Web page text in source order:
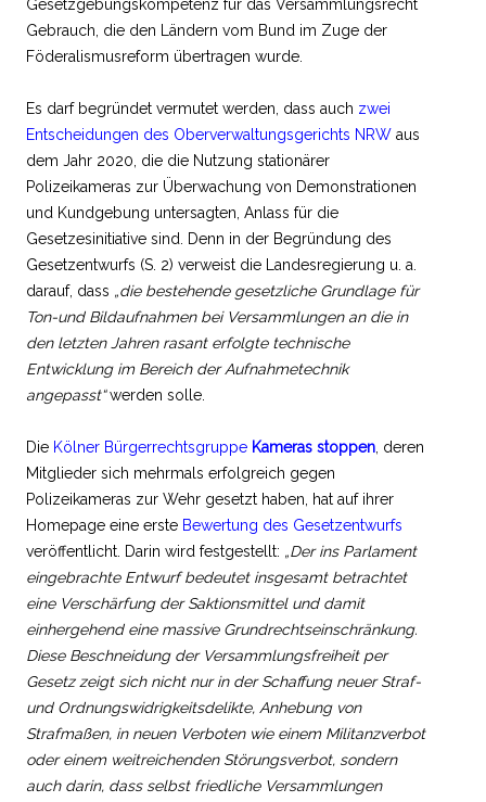
Gesetzgebungskompetenz für das Versammlungsrecht
Gebrauch, die den Ländern vom Bund im Zuge der
Föderalismusreform übertragen wurde.
Es darf begründet vermutet werden, dass auch zwei
Entscheidungen des Oberverwaltungsgerichts NRW aus
dem Jahr 2020, die die Nutzung stationärer
Polizeikameras zur Überwachung von Demonstrationen
und Kundgebung untersagten, Anlass für die
Gesetzesinitiative sind. Denn in der Begründung des
Gesetzentwurfs (S. 2) verweist die Landesregierung u. a.
darauf, dass „die bestehende gesetzliche Grundlage für
Ton-und Bildaufnahmen bei Versammlungen an die in
den letzten Jahren rasant erfolgte technische
Entwicklung im Bereich der Aufnahmetechnik
angepasst“werden solle.
Die Kölner Bürgerrechtsgruppe Kameras stoppen , deren
Mitglieder sich mehrmals erfolgreich gegen
Polizeikameras zur Wehr gesetzt haben, hat auf ihrer
Homepage eine erste Bewertung des Gesetzentwurfs
veröffentlicht. Darin wird festgestellt: „Der ins Parlament
eingebrachte Entwurf bedeutet insgesamt betrachtet
eine Verschärfung der Saktionsmittel und damit
einhergehend eine massive Grundrechtseinschränkung.
Diese Beschneidung der Versammlungsfreiheit per
Gesetz zeigt sich nicht nur in der Schaffung neuer Straf-
und Ordnungswidrigkeitsdelikte, Anhebung von
Strafmaßen, in neuen Verboten wie einem Militanzverbot
oder einem weitreichenden Störungsverbot, sondern
auch darin, dass selbst friedliche Versammlungen